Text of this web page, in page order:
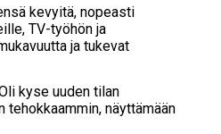
kevyitä, nopeasti
TV-työhön ja
ja tukevat
kyse uuden tilan
tehokkaammin, näyttämään